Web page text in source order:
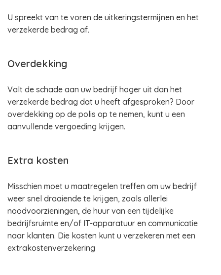
U spreekt van te voren de uitkeringstermijnen en het
verzekerde bedrag af.
Overdekking
Valt de schade aan uw bedrijf hoger uit dan het
verzekerde bedrag dat u heeft afgesproken? Door
overdekking op de polis op te nemen, kunt u een
aanvullende vergoeding krijgen.
Extra kosten
Misschien moet u maatregelen treffen om uw bedrijf
weer snel draaiende te krijgen, zoals allerlei
noodvoorzieningen, de huur van een tijdelijke
bedrijfsruimte en/of IT-apparatuur en communicatie
naar klanten. Die kosten kunt u verzekeren met een
extrakostenverzekering